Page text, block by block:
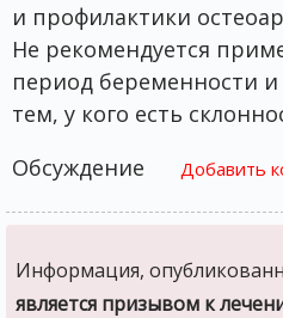
и профилактики
Не рекомендуется
период беременности и
тем, у кого есть
Обсуждение
Добавить
Информация,
является призывом к